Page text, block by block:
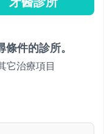
件的診所。
它治療項目